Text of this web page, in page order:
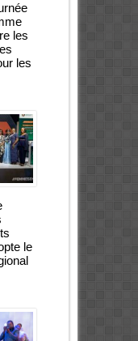
les
les
le